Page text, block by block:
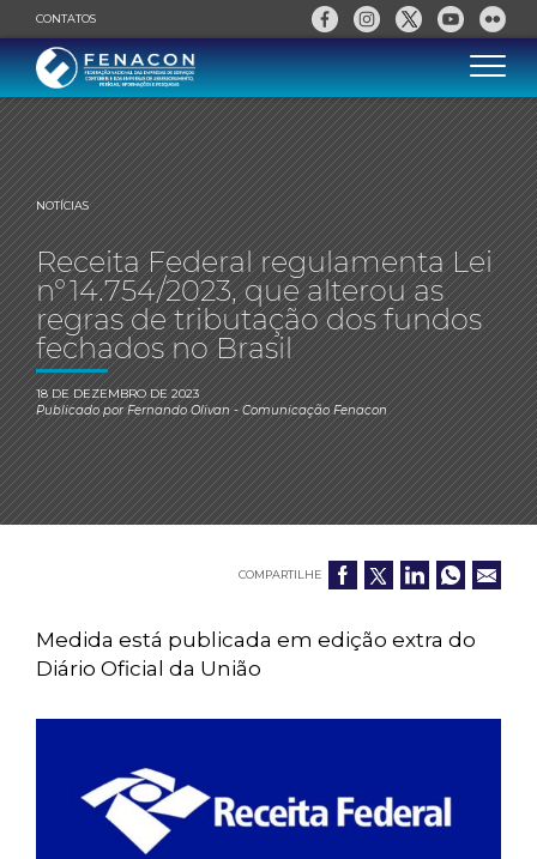
CONTATOS
NOTÍCIAS
Receita Federal regulamenta Lei
n° 14.754/2023, que alterou as
regras de tributação dos fundos
fechados no Brasil
18 DE DEZEMBRO DE 2023
Publicado porFernando Olivan- Comunicação Fenacon
COMPARTILHE
Medida está publicada em edição extra do
Diário Oficial da União